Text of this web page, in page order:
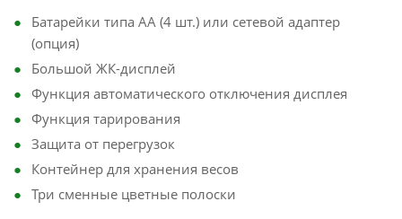
Батарейки типа АА (4 шт.) или сетевой адаптер
(опция)
Большой ЖК-дисплей
Функция автоматического отключения дисплея
Функция тарирования
Защита от перегрузок
Контейнер для хранения весов
Три сменные цветные полоски